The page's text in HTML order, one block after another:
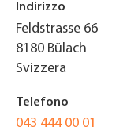
Indirizzo
Feldstrasse 66
8180 Bülach
Svizzera
Telefono
043 444 00 01